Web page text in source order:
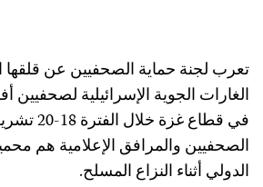
تعرب لجنة حماية الصحفيين عن قلقها
الغارات الجوية الإسرائيلية لصحفيين
في قطاع
الصحفيين والمرافق الإعلامية هم
الدولي أثناء النزاع المسلح.